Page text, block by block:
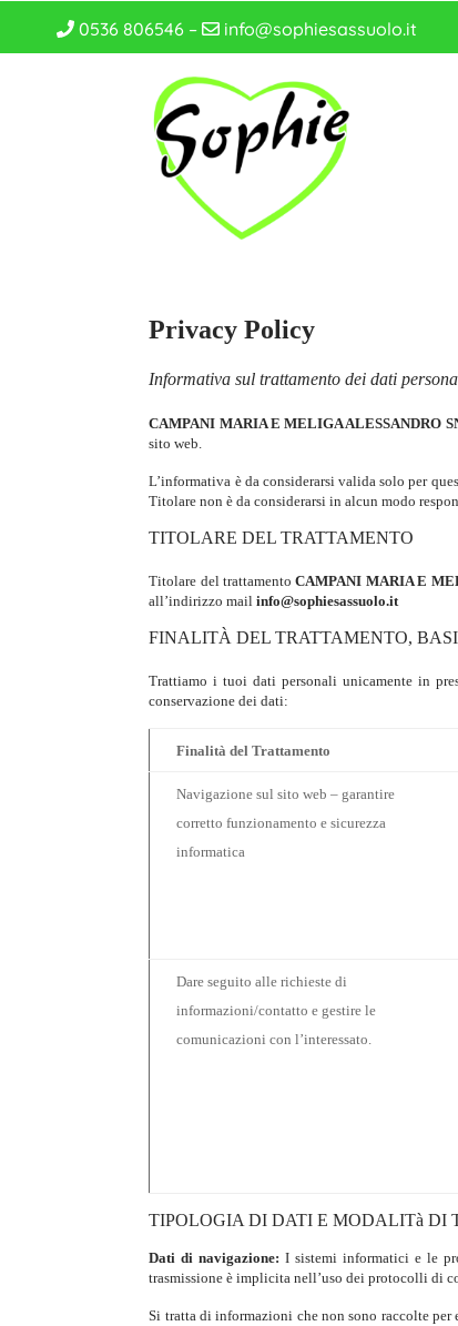
0536 806546 – info@sophiesassuolo.it
Privacy Policy
Informativa sul trattamento dei dati
CAMPANI MARIA E MELIGA ALESSANDRO
sito web.
L’informativa è da considerarsi valida solo per
Titolare non è da considerarsi in alcun modo
TITOLARE DEL TRATTAMENTO
Titolare del trattamentoCAMPANI MARIA E
all’indirizzo mailinfo@sophiesassuolo.it
FINALITÀ DEL TRATTAMENTO,
Trattiamo i tuoi dati personali unicamente in
conservazione dei dati:
Finalità del Trattamento
Navigazione sul sito web – garantire
corretto funzionamento e sicurezza
informatica
Dare seguito alle richieste di
informazioni/contatto e gestire le
comunicazioni con l’interessato.
TIPOLOGIA DI DATI E MODALITà DI
Dati di navigazione: I sistemi informatici e le
trasmissione è implicita nell’uso dei protocolli di
Si tratta di informazioni che non sono raccolte per